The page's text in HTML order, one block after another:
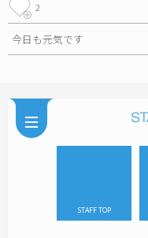
2
今日も元気です
STAFF TOP